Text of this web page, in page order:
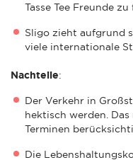
Tasse Tee Freunde zu
Sligo zieht aufgrund
viele internationale
Nachteile:
Der Verkehr in
hektisch werden.
Terminen
Die